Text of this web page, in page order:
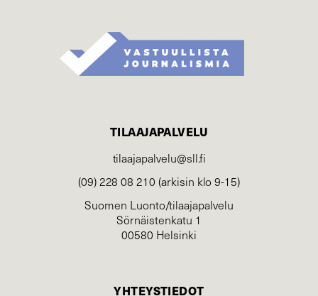
TILAAJAPALVELU
tilaajapalvelu@sll.fi
(09) 228 08 210 (arkisin klo 9-15)
Suomen Luonto/tilaajapalvelu
Sörnäistenkatu 1
00580 Helsinki
YHTEYSTIEDOT